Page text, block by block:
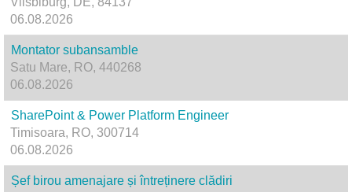
06.08.2026
Montator subansamble
Satu Mare, RO, 440268
06.08.2026
SharePoint & Power Platform Engineer
Timisoara, RO, 300714
06.08.2026
Șef birou amenajare și întreținere clădiri